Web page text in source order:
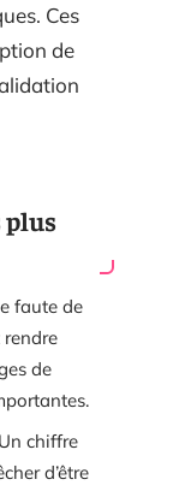
Ces
de
plus
faute de
rendre
de
chiffre
d’être